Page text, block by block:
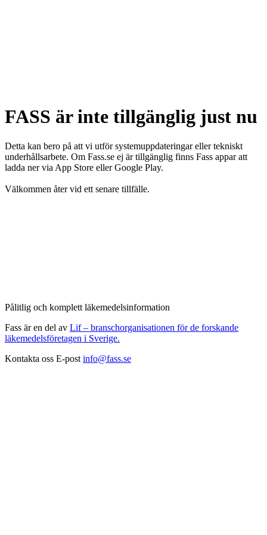
FASS är inte tillgänglig just nu
Detta kan bero på att vi utför systemuppdateringar eller tekniskt
underhållsarbete. Om Fass.se ej är tillgänglig finns Fass appar att
ladda ner via App Store eller Google Play.
Välkommen åter vid ett senare tillfälle.
Pålitlig och komplett läkemedelsinformation
Fass är en del av Lif – branschorganisationen för de forskande
läkemedelsföretagen i Sverige.
Kontakta oss E-post info@fass.se